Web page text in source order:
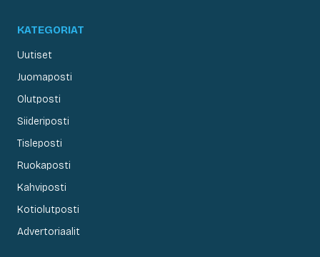
KATEGORIAT
Uutiset
Juomaposti
Olutposti
Siideriposti
Tisleposti
Ruokaposti
Kahviposti
Kotiolutposti
Advertoriaalit